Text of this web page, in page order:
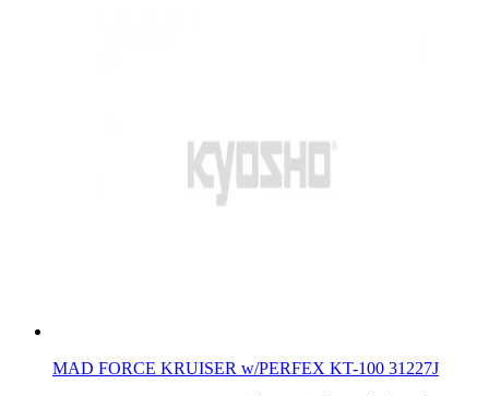
MAD FORCE KRUISER w/PERFEX KT-100 31227J